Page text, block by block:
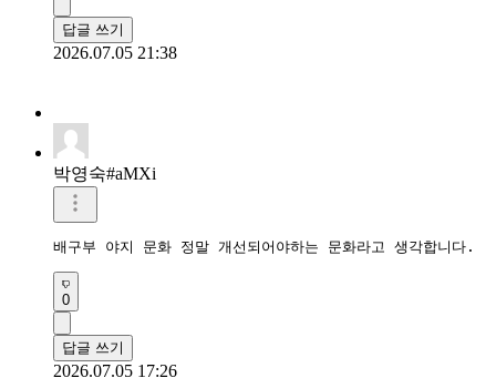
답글 쓰기
2026.07.05 21:38
박영숙#aMXi
배구부 야지 문화 정말 개선되어야하는 문화라고 생각합니다.
0
답글 쓰기
2026.07.05 17:26